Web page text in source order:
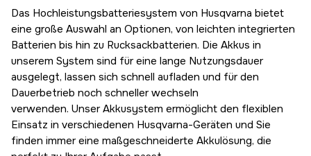
Das Hochleistungsbatteriesystem von Husqvarna bietet
eine große Auswahl an Optionen, von leichten integrierten
Batterien bis hin zu Rucksackbatterien. Die Akkus in
unserem System sind für eine lange Nutzungsdauer
ausgelegt, lassen sich schnell aufladen und für den
Dauerbetrieb noch schneller wechseln
verwenden. Unser Akkusystem ermöglicht den flexiblen
Einsatz in verschiedenen Husqvarna-Geräten und Sie
finden immer eine maßgeschneiderte Akkulösung, die